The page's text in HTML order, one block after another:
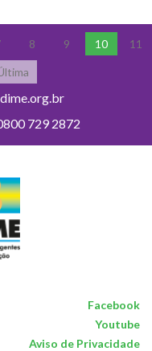
8 9 10 11
729 2872
Facebook
Youtube
Aviso de Privacidade